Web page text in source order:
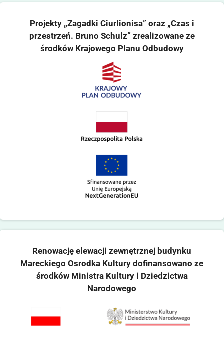
Projekty „Zagadki Ciurlionisa” oraz „Czas i
przestrzeń. Bruno Schulz” zrealizowane ze
środków Krajowego Planu Odbudowy
Renowację elewacji zewnętrznej budynku
Mareckiego Osrodka Kultury dofinansowano ze
środków Ministra Kultury i Dziedzictwa
Narodowego